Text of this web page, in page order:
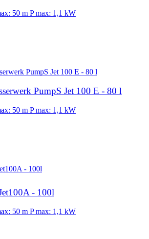
50 m P max: 1,1 kW
PumpS Jet 100 E - 80 l
50 m P max: 1,1 kW
- 100l
50 m P max: 1,1 kW